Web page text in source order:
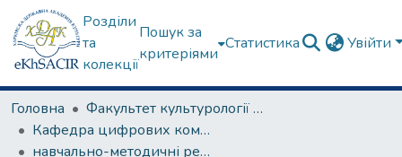
Розділи
та
колекції
Пошук за
критеріями
Статистика Увійти
Головна
Факультет культурології та соціальних комунікацій
Кафедра цифрових комунікацій та інформаційних технологій
навчально-методичні рекомендації, програми дисциплін